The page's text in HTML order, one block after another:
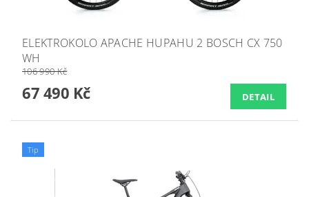
ELEKTROKOLO APACHE HUPAHU 2 BOSCH CX 750
WH
106 990 Kč
67 490 Kč DETAIL
Tip